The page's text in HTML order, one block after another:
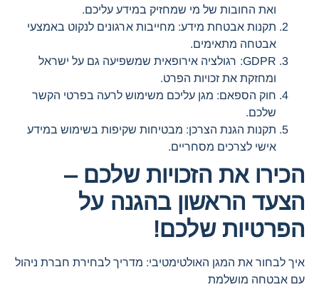
ואת החובות של מי שמחזיק במידע עליכם.
תקנות אבטחת מידע: מחייבות ארגונים לנקוט באמצעי
אבטחה מתאימים.
GDPR: רגולציה אירופאית שמשפיעה גם על ישראל
ומחזקת את זכויות הפרט.
חוק הספאם: מגן עליכם משימוש לרעה בפרטי הקשר
שלכם.
תקנות הגנת הצרכן: מבטיחות שקיפות בשימוש במידע
אישי לצרכים מסחריים.
הכירו את הזכויות שלכם –
הצעד הראשון בהגנה על
הפרטיות שלכם!
איך לבחור את המגן האולטימטיבי: מדריך לבחירת חברת ניהול
עם אבטחה מושלמת